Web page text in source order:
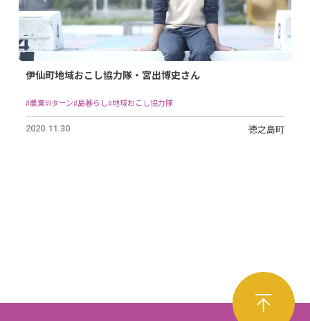
伊仙町地域おこし協力隊・宮出博史さん
#農業#Iターン#島暮らし#地域おこし協力隊
2020.11.30 徳之島町